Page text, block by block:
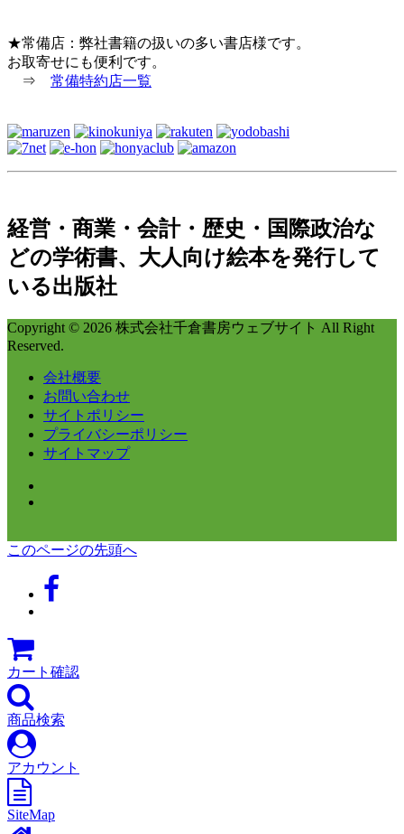
★常備店：弊社書籍の扱いの多い書店様です。
お取寄せにも便利です。
⇒ 常備特約店一覧
経営・商業・会計・歴史・国際政治な
どの学術書、大人向け絵本を発行して
いる出版社
Copyright © 2026 株式会社千倉書房ウェブサイト All Right
Reserved.
会社概要
お問い合わせ
サイトポリシー
プライバシーポリシー
サイトマップ
このページの先頭へ
カート確認
商品検索
アカウント
SiteMap